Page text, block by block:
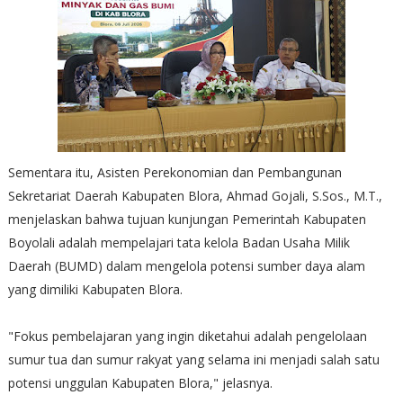
Sementara itu, Asisten Perekonomian dan Pembangunan
Sekretariat Daerah Kabupaten Blora, Ahmad Gojali, S.Sos., M.T.,
menjelaskan bahwa tujuan kunjungan Pemerintah Kabupaten
Boyolali adalah mempelajari tata kelola Badan Usaha Milik
Daerah (BUMD) dalam mengelola potensi sumber daya alam
yang dimiliki Kabupaten Blora.
"Fokus pembelajaran yang ingin diketahui adalah pengelolaan
sumur tua dan sumur rakyat yang selama ini menjadi salah satu
potensi unggulan Kabupaten Blora," jelasnya.